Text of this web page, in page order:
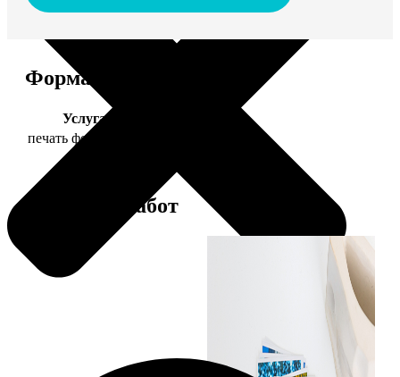
Форматы и цены
Услуга
печать фото 15х15
Примеры работ